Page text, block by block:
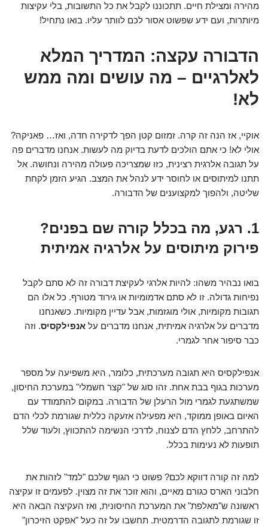
מהירה ומצילת חיים. תתכוננו לקבל את כל התשובות, בלי עקיצות
מיותרות, ועם ידע שפשוט אסור לכם לוותר עליו. בואו נתחיל!
הדבורה עקצה: המדריך המלא
לאלרגיים – מה עושים ומה ממש
לא!
אוקיי, אז הנה זה קרה. זמזום קטן הפך לדקירה חדה, ואז… פאניקה?
אולי לא! כי אתם הולכים לדעת בדיוק מה לעשות. אנחנו מדברים פה
על תגובה אלרגית רצינית, כזו שמצריכה פעולה מהירה ונחושה. אל
תתנו למיתוסים או לחוסר ידע לנהל את המצב. הגיע הזמן לקחת
שליטה, ולהפוך למקצוענים של הדבורה.
1. רגע, מה בכלל קורה שם בפנים?
פירוק מיתוסים על אלרגיה אמיתית
בואו נבהיר משהו: להיות אלרגי לעקיצת דבורה זה לא סתם לקבל
נפיחות גדולה. זו לא סתם אדמומיות או גירוד מטורף. כל אלו הם
תגובות מקומיות, אולי מוגזמות, אבל עדיין מקומיות. כשאנחנו
מדברים על אלרגיה אמיתית, אנחנו מדברים על אנפילקסיס. וזה
כבר סיפור אחר לגמרי.
אנפילקסיס היא תגובה מערכתית, כלומר, היא משפיעה על מספר
מערכות בגוף בבת אחת. זהו סוג של "קצר חשמלי" במערכת החיסון,
שמשתגעת לגמרי מול הרעלן של הדבורה. במקום להתמודד עם
האיום באופן ממוקד, היא מפעילה אזעקה כללית שגורמת לכלי הדם
להתרחב, ללחץ הדם לצנוח, לדרכי הנשימה להתכווץ, ולעוד שלל
תופעות לא נעימות בכלל.
למה זה קורה דווקא לכם? פשוט כי הגוף שלכם "למד" לזהות את
חלבוני הארס כגורם מאיים, והוא זוכר את זה מצוין. לפעמים זו עקיצה
ראשונה ש"מאלפת" את המערכת החיסונית, ואז העקיצה הבאה היא
זו שגורמת לתגובה הדרמטית. תחשבו על זה כעל "אפקט הזיכרון"